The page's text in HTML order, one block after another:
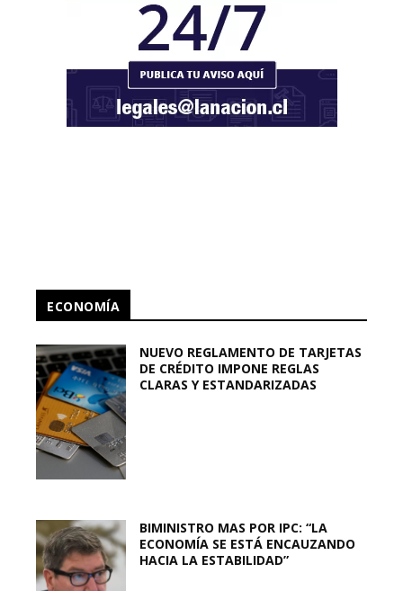
ECONOMÍA
NUEVO REGLAMENTO DE TARJETAS
DE CRÉDITO IMPONE REGLAS
CLARAS Y ESTANDARIZADAS
BIMINISTRO MAS POR IPC: “LA
ECONOMÍA SE ESTÁ ENCAUZANDO
HACIA LA ESTABILIDAD”